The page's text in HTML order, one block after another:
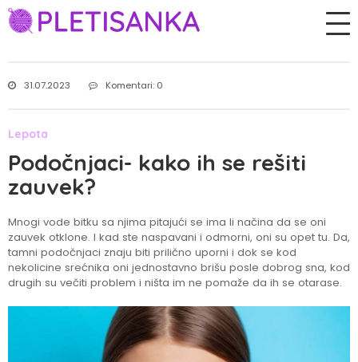
31.07.2023 Komentari: 0
Lepota
Podočnjaci- kako ih se rešiti
zauvek?
Mnogi vode bitku sa njima pitajući se ima li načina da se oni
zauvek otklone. I kad ste naspavani i odmorni, oni su opet tu. Da,
tamni podočnjaci znaju biti prilično uporni i dok se kod
nekolicine srećnika oni jednostavno brišu posle dobrog sna, kod
drugih su večiti problem i ništa im ne pomaže da ih se otarase.